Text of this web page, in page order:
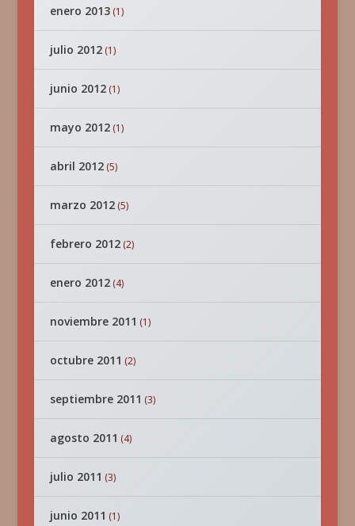
enero 2013(1)
julio 2012(1)
junio 2012(1)
mayo 2012(1)
abril 2012(5)
marzo 2012(5)
febrero 2012(2)
enero 2012(4)
noviembre 2011 (1)
octubre 2011 (2)
septiembre 2011 (3)
agosto 2011 (4)
julio 2011 (3)
junio 2011 (1)